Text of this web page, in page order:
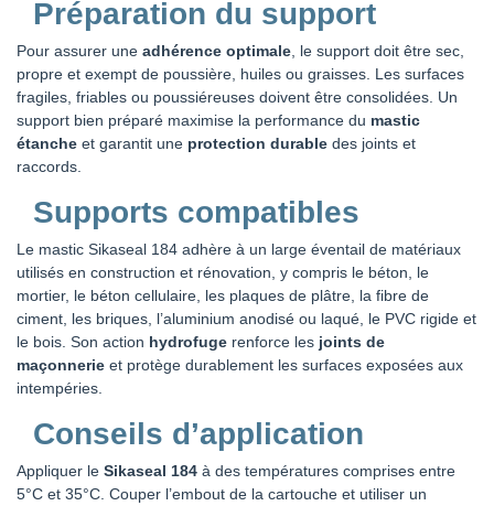
Préparation du support
Pour assurer une adhérence optimale , le support doit être sec,
propre et exempt de poussière, huiles ou graisses. Les surfaces
fragiles, friables ou poussiéreuses doivent être consolidées. Un
support bien préparé maximise la performance du mastic
étanche et garantit une protection durable des joints et
raccords.
Supports compatibles
Le mastic Sikaseal 184 adhère à un large éventail de matériaux
utilisés en construction et rénovation, y compris le béton, le
mortier, le béton cellulaire, les plaques de plâtre, la fibre de
ciment, les briques, l’aluminium anodisé ou laqué, le PVC rigide et
le bois. Son action hydrofuge renforce les joints de
maçonnerie et protège durablement les surfaces exposées aux
intempéries.
Conseils d’application
Appliquer le Sikaseal 184 à des températures comprises entre
5°C et 35°C. Couper l’embout de la cartouche et utiliser un